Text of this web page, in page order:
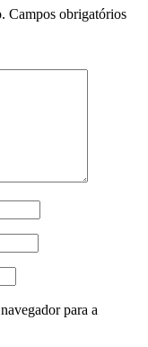
Campos obrigatórios
para a